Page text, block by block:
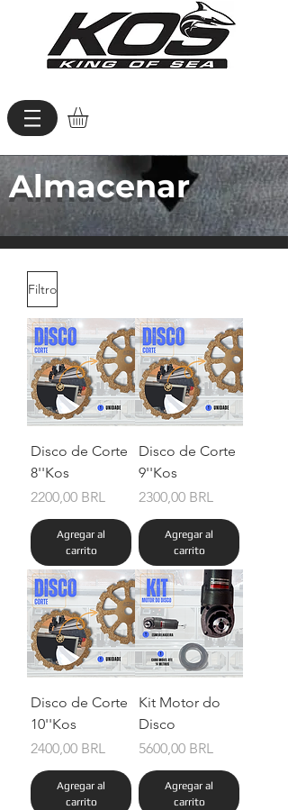
Almacenar
Filtro
Disco de Corte
8''Kos
Precio
2200,00 BRL
Agregar al
carrito
Disco de Corte
9''Kos
Precio
2300,00 BRL
Agregar al
carrito
Disco de Corte
10''Kos
Precio
2400,00 BRL
Agregar al
carrito
Kit Motor do
Disco
Precio
5600,00 BRL
Agregar al
carrito